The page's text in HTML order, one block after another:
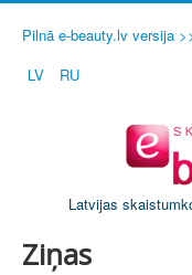
Pilnā e-beauty.lv versija
LV
RU
Latvijas
Ziņas